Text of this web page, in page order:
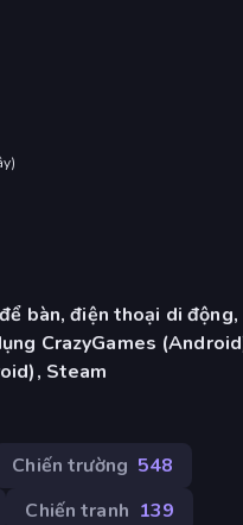
)
bàn, điện thoại di động,
CrazyGames
Steam
Chiến trường 548
Chiến tranh 139